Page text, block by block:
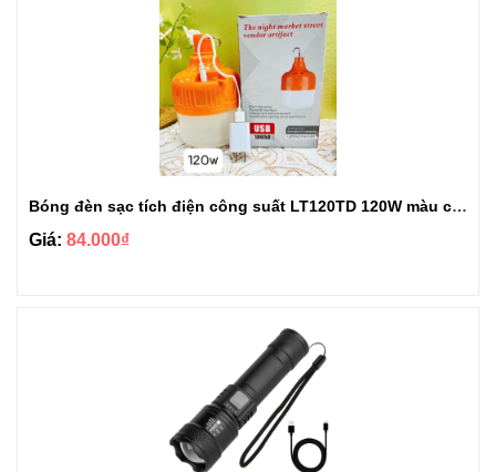
Bóng đèn sạc tích điện công suất LT120TD 120W màu cam
Giá: 84.000₫